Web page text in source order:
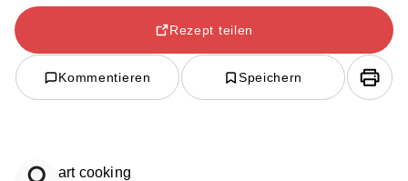
Rezept teilen
Kommentieren Speichern
art cooking